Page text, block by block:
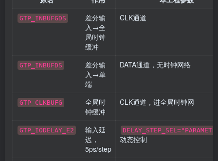
GTP_INBUFGDS
差分输
入→全
局时钟
缓冲
CLK通道
GTP_INBUFDS
差分输
入→单
端
DATA通道，无时钟网络
GTP_CLKBUFG
全局时
钟缓冲
CLK通道，进全局时钟网
GTP_IODELAY_E2
输入延
迟，
5ps/step
动态控制